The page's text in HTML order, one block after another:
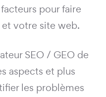
pour faire
votre site web.
SEO / GEO de
aspects et plus
les problèmes